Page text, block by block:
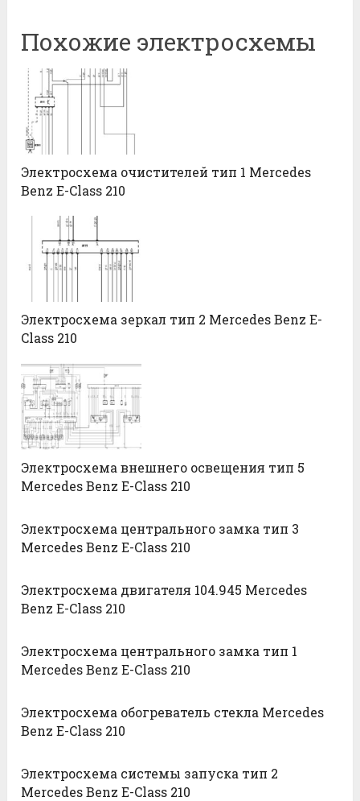
Похожие электросхемы
Электросхема очистителей тип 1 Mercedes
Benz E-Class 210
Электросхема зеркал тип 2 Mercedes Benz E-
Class 210
Электросхема внешнего освещения тип 5
Mercedes Benz E-Class 210
Электросхема центрального замка тип 3
Mercedes Benz E-Class 210
Электросхема двигателя 104.945 Mercedes
Benz E-Class 210
Электросхема центрального замка тип 1
Mercedes Benz E-Class 210
Электросхема обогреватель стекла Mercedes
Benz E-Class 210
Электросхема системы запуска тип 2
Mercedes Benz E-Class 210